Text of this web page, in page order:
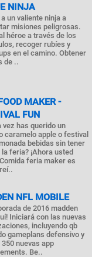
NINJA
un valiente ninja a
misiones peligrosas.
héroe a través de los
recoger rubíes y
en el camino. Obtener
de ..
MAKER -
FUN
vez has querido un
caramelo apple o festival
bebidas sin tener
feria? ¡Ahora usted
feria maker es
NFL MOBILE
de 2016 madden
Iniciará con las nuevas
incluyendo qb
gameplans defensivo y
nuevas app
Be..